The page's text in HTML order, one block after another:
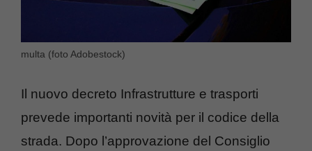
multa (foto Adobestock)
Il nuovo decreto Infrastrutture e trasporti
prevede importanti novità per il codice della
strada. Dopo l’approvazione del Consiglio